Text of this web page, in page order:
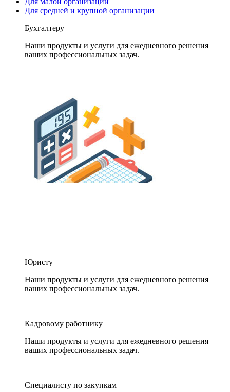
Для средней и крупной организации
Бухгалтеру
Наши продукты и услуги для ежедневного решения
ваших профессиональных задач.
Юристу
Наши продукты и услуги для ежедневного решения
ваших профессиональных задач.
Кадровому работнику
Наши продукты и услуги для ежедневного решения
ваших профессиональных задач.
Специалисту по закупкам